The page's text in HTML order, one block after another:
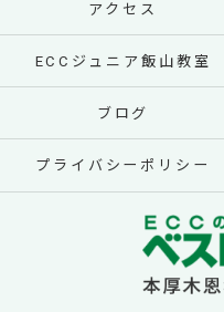
アクセス
ECCジュニア飯山教室
ブログ
プライバシーポリシー